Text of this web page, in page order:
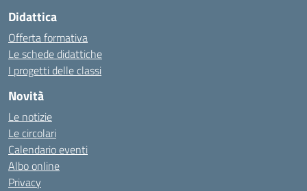
Didattica
Offerta formativa
Le schede didattiche
I progetti delle classi
Novità
Le notizie
Le circolari
Calendario eventi
Albo online
Privacy